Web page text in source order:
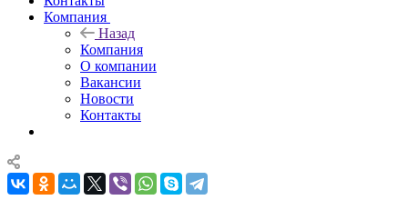
Компания
Назад
Компания
О компании
Вакансии
Новости
Контакты